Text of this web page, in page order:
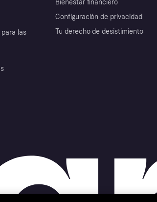
las
Bienestar financiero
Configuración de privacidad
Tu derecho de desistimiento